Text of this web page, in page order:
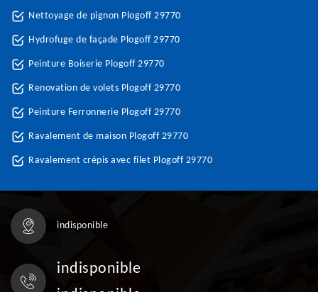
Nettoyage de pignon Plogoff 29770
Hydrofuge de façade Plogoff 29770
Peinture Boiserie Plogoff 29770
Renovation de volets Plogoff 29770
Peinture Ferronnerie Plogoff 29770
Ravalement de maison Plogoff 29770
Ravalement crépis avec filet Plogoff 29770
indisponible
indisponible